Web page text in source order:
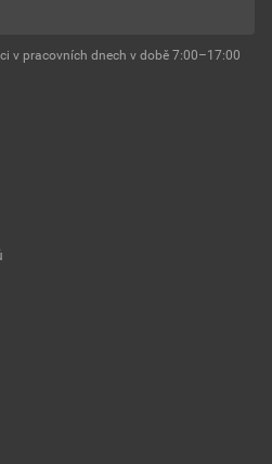
v pracovních dnech v době 7:00–17:00